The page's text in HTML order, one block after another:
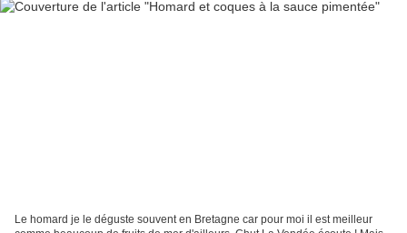
Le homard je le déguste souvent en Bretagne car pour moi il est meilleur